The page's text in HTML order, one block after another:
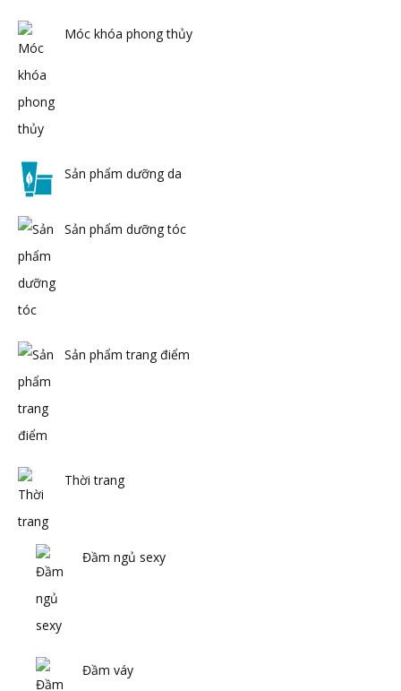
Móc khóa phong thủy
Sản phẩm dưỡng da
Sản phẩm dưỡng tóc
Sản phẩm trang điểm
Thời trang
Đầm ngủ sexy
Đầm váy